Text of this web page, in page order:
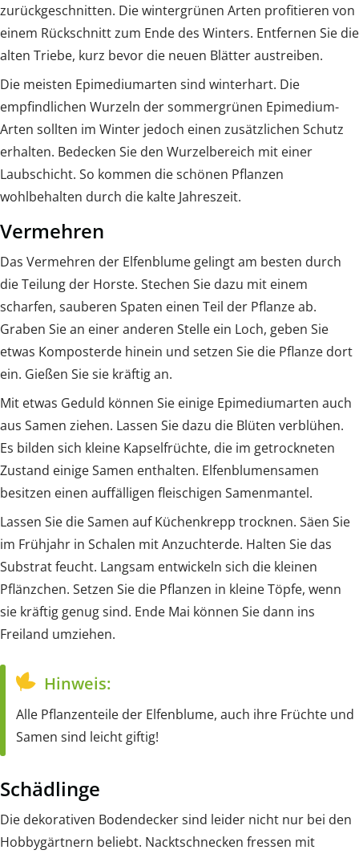
zurückgeschnitten. Die wintergrünen Arten profitieren von
einem Rückschnitt zum Ende des Winters. Entfernen Sie die
alten Triebe, kurz bevor die neuen Blätter austreiben.
Die meisten Epimediumarten sind winterhart. Die
empfindlichen Wurzeln der sommergrünen Epimedium-
Arten sollten im Winter jedoch einen zusätzlichen Schutz
erhalten. Bedecken Sie den Wurzelbereich mit einer
Laubschicht. So kommen die schönen Pflanzen
wohlbehalten durch die kalte Jahreszeit.
Vermehren
Das Vermehren der Elfenblume gelingt am besten durch
die Teilung der Horste. Stechen Sie dazu mit einem
scharfen, sauberen Spaten einen Teil der Pflanze ab.
Graben Sie an einer anderen Stelle ein Loch, geben Sie
etwas Komposterde hinein und setzen Sie die Pflanze dort
ein. Gießen Sie sie kräftig an.
Mit etwas Geduld können Sie einige Epimediumarten auch
aus Samen ziehen. Lassen Sie dazu die Blüten verblühen.
Es bilden sich kleine Kapselfrüchte, die im getrockneten
Zustand einige Samen enthalten. Elfenblumensamen
besitzen einen auffälligen fleischigen Samenmantel.
Lassen Sie die Samen auf Küchenkrepp trocknen. Säen Sie
im Frühjahr in Schalen mit Anzuchterde. Halten Sie das
Substrat feucht. Langsam entwickeln sich die kleinen
Pflänzchen. Setzen Sie die Pflanzen in kleine Töpfe, wenn
sie kräftig genug sind. Ende Mai können Sie dann ins
Freiland umziehen.
Hinweis:
Alle Pflanzenteile der Elfenblume, auch ihre Früchte und
Samen sind leicht giftig!
Schädlinge
Die dekorativen Bodendecker sind leider nicht nur bei den
Hobbygärtnern beliebt. Nacktschnecken fressen mit